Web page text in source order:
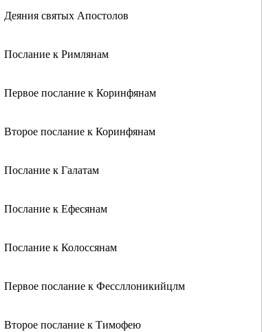
Деяния святых Апостолов
Послание к Римлянам
Первое послание к Коринфянам
Второе послание к Коринфянам
Послание к Галатам
Послание к Ефесянам
Послание к Колоссянам
Первое послание к Фессллоникийцлм
Второе послание к Тимофею